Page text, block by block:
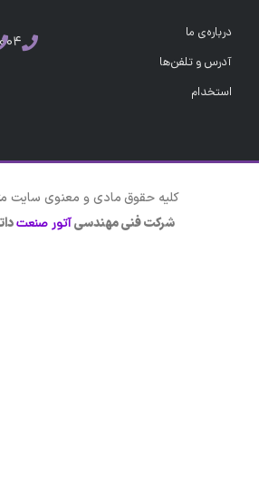
درباره‌ی ما
آدرس و تلفن‌ها
استخدام
کلیه حقوق مادی و معنوی سایت
شرکت فنی مهندسیآتور صنعتداتیس